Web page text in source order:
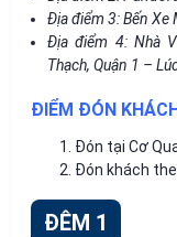
Địa điểm 3: Bến Xe
Địa điểm 4: Nhà
Thạch, Quận 1 –
ĐIỂM ĐÓN
Đón tại Cơ
Đón khách
ĐÊM 1